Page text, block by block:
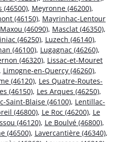
(46500), Meyronne (46200),
(46150), Mayrinhac-Lentour
Maxou (46090), Masclat (46350),
(46250), Luzech (46140),
(46100), Lugagnac (46260),
(46320), Lissac-et-Mouret
Limogne-en-Quercy (46260),
(46120), Les Quatre-Routes-
(46150), Les Arques (46250),
Saint-Blaise (46100), Lentillac-
(46800), Le Roc (46200), Le
(46120), Le Boulvé (46800),
(46500), Lavercantière (46340),